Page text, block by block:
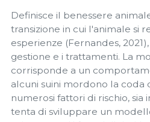
Definisce il benessere
transizione in cui l'animale si
esperienze (Fernandes,
gestione e i trattamenti. La
corrisponde a un
alcuni suini mordono la coda
numerosi fattori di rischio, sia
tenta di sviluppare un